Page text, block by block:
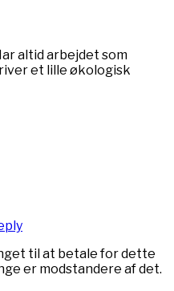
altid arbejdet som
et lille økologisk
til at betale for dette
er modstandere af det.